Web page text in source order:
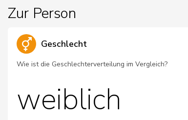
Zur Person
Geschlecht
Wie ist die Geschlechterverteilung im Vergleich?
weiblich